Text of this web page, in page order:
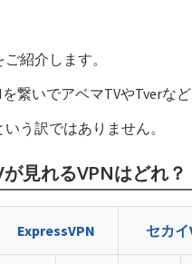
紹介します。
繋いでアベマTVやTverな
う訳ではありません。
見れるVPNはどれ？
ExpressVPN セカイ